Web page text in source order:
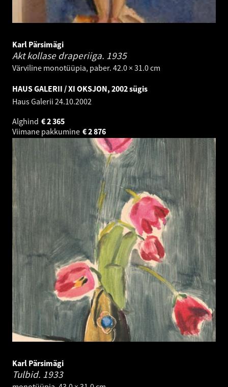
Karl Pärsimägi
Akt kollase draperiiga. 1935
Värviline monotüüpia, paber. 42.0 × 31.0 cm
HAUS GALERII / XI OKSJON, 2002 sügis
Haus Galerii 24.10.2002
Alghind
2 365
€
Viimane pakkumine
2 876
€
Karl Pärsimägi
Tulbid. 1933